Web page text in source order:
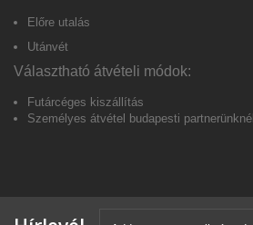
Előre utalás
Utánvét
Választható átvételi módok:
Futárcéges kiszállítás
Személyes átvétel budapesti partnerünkné